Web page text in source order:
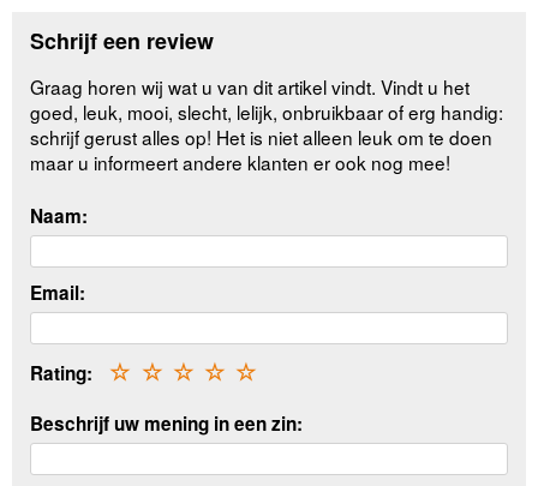
Schrijf een review
Graag horen wij wat u van dit artikel vindt. Vindt u het
goed, leuk, mooi, slecht, lelijk, onbruikbaar of erg handig:
schrijf gerust alles op! Het is niet alleen leuk om te doen
maar u informeert andere klanten er ook nog mee!
Naam:
Email:
Rating: ☆
☆
☆
☆
☆
Beschrijf uw mening in een zin: